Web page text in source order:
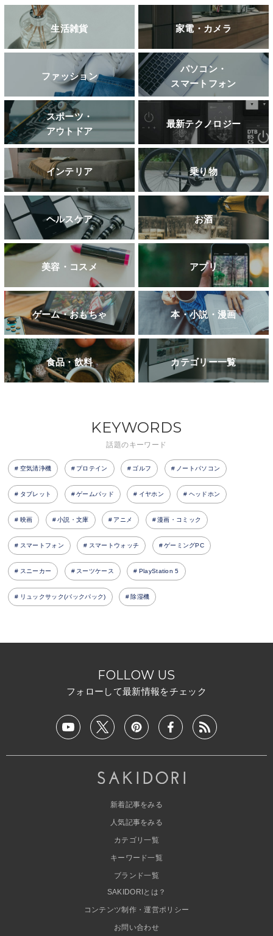
生活雑貨 家電・カメラ
ファッション
パソコン・
スマートフォン
スポーツ・
アウトドア
最新テクノロジー
インテリア 乗り物
ヘルスケア お酒
美容・コスメ アプリ
ゲーム・おもちゃ 本・小説・漫画
食品・飲料 カテゴリー一覧
KEYWORDS
話題のキーワード
空気清浄機 プロテイン ゴルフ ノートパソコン
タブレット ゲームパッド イヤホン ヘッドホン
映画 小説・文庫 アニメ 漫画・コミック
スマートフォン スマートウォッチ ゲーミングPC
スニーカー スーツケース PlayStation 5
リュックサック(バックパック) 除湿機
FOLLOW US
フォローして最新情報をチェック
新着記事をみる
人気記事をみる
カテゴリ一覧
キーワード一覧
ブランド一覧
SAKIDORIとは？
コンテンツ制作・運営ポリシー
お問い合わせ